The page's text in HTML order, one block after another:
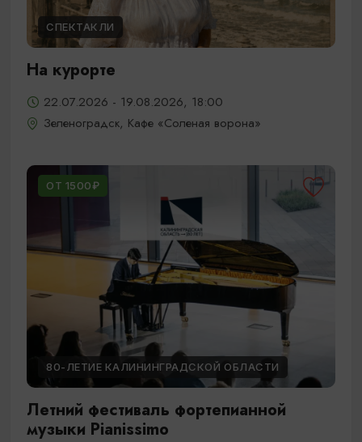
СПЕКТАКЛИ
На курорте
22.07.2026 - 19.08.2026, 18:00
Зеленоградск, Кафе «Соленая ворона»
ОТ 1500₽
80-ЛЕТИЕ КАЛИНИНГРАДСКОЙ ОБЛАСТИ
Летний фестиваль фортепианной
музыки Pianissimo